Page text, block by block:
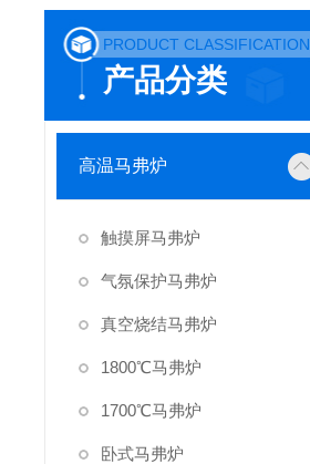
PRODUCT CLASSIFICATION
产品分类
高温马弗炉
触摸屏马弗炉
气氛保护马弗炉
真空烧结马弗炉
1800℃马弗炉
1700℃马弗炉
卧式马弗炉